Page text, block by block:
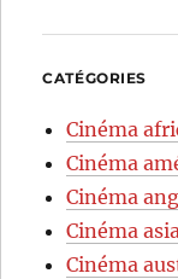
CATÉGORIES
Cinéma
Cinéma
Cinéma
Cinéma
Cinéma